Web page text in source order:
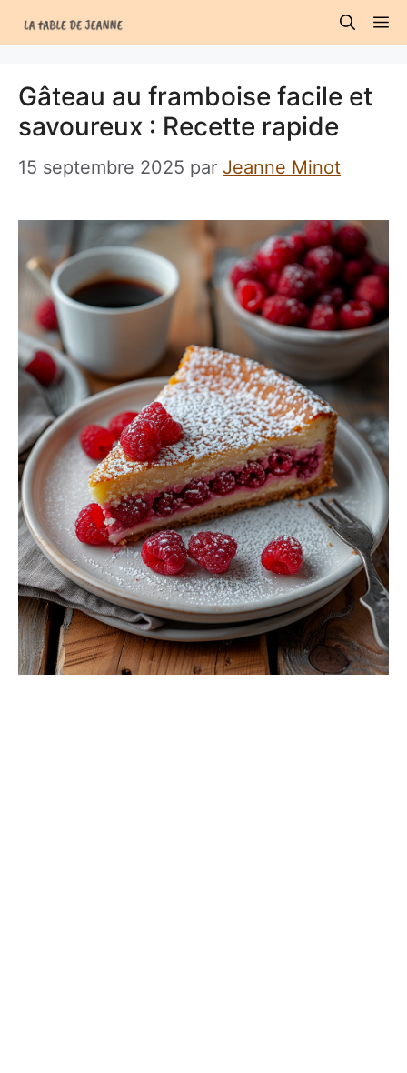
au
Gâteau au framboise facile et
savoureux : Recette rapide
15 septembre 2025 par Jeanne Minot